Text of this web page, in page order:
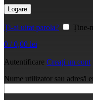
Logare
Ți-ai uitat parola?
Ține-
0 / 0,00 lei
Autentificare Creați un cont
Nume utilizator sau adresă